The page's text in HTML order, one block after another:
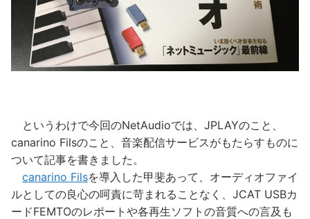
というわけで今回のNetAudioでは、JPLAYのこと、
canarino Filsのこと、音楽配信サービスがもたらすものに
ついて記事を書きました。
canarino Filsを導入した甲斐あって、オーディオファイ
ルとしての良心の呵責に苛まれることなく、JCAT USBカ
ードFEMTOのレポートや各再生ソフトの音質への言及も